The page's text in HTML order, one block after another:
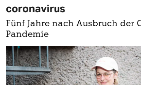
coronavirus
Fünf Jahre nach Ausbruch der
Pandemie